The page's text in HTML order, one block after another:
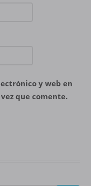
y web en
que comente.